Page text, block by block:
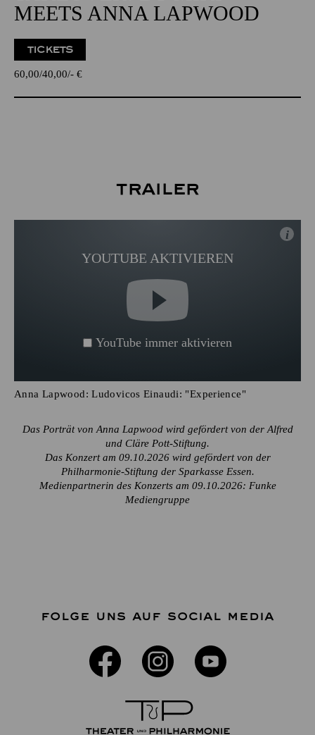
MEETS ANNA LAPWOOD
TICKETS
60,00 40,00 - €
Trailer
YOUTUBE AKTIVIEREN
i
YouTube immer aktivieren
Anna Lapwood: Ludovicos Einaudi: "Experience"
Das Porträt von Anna Lapwood wird gefördert von der Alfred
und Cläre Pott-Stiftung.
Das Konzert am 09.10.2026 wird gefördert von der
Philharmonie-Stiftung der Sparkasse Essen.
Medienpartnerin des Konzerts am 09.10.2026: Funke
Mediengruppe
FOLGE UNS AUF SOCIAL MEDIA